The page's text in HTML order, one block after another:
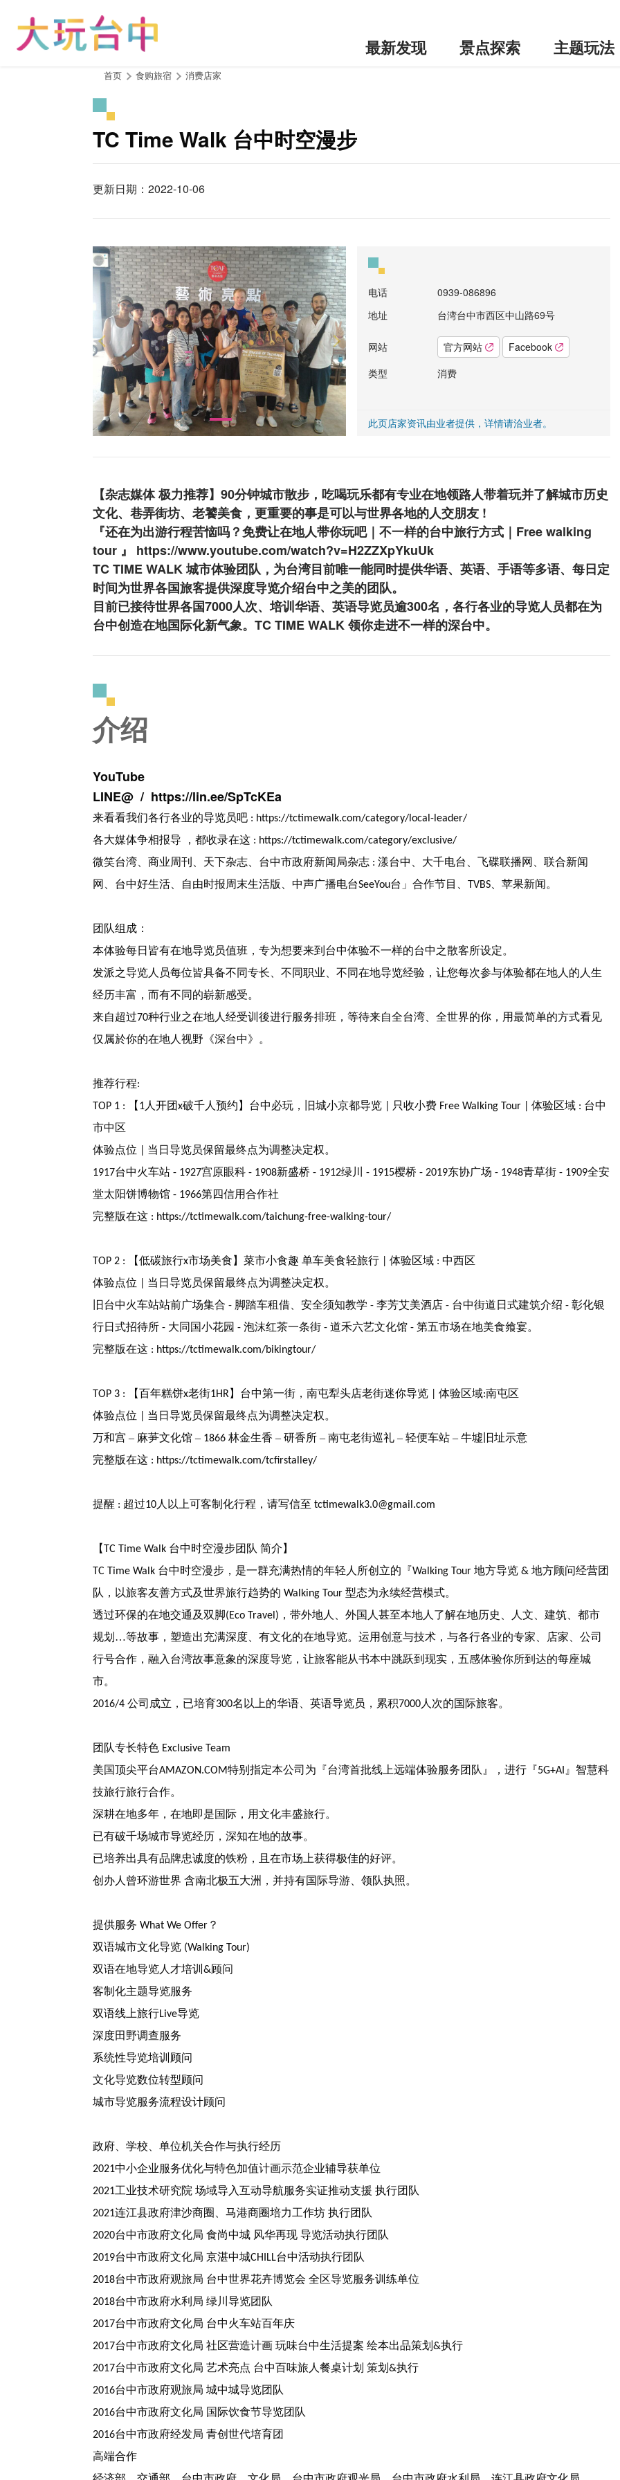
最新发现 景点探索 主题玩法
首页 食购旅宿 消费店家
TC Time Walk 台中时空漫步
更新日期：2022-10-06
电话
0939-086896
地址
台湾台中市西区中山路69号
网站 官方网站
Facebook
类型
消费
此页店家资讯由业者提供，详情请洽业者。
【杂志媒体 极力推荐】90分钟城市散步，吃喝玩乐都有专业在地领路人带着玩并了解城市历史
文化、巷弄街坊、老饕美食，更重要的事是可以与世界各地的人交朋友 !
『还在为出游行程苦恼吗？免费让在地人带你玩吧｜不一样的台中旅行方式｜Free walking
tour 』 https://www.youtube.com/watch?v=H2ZZXpYkuUk
TC TIME WALK 城市体验团队，为台湾目前唯一能同时提供华语、英语、手语等多语、每日定
时间为世界各国旅客提供深度导览介绍台中之美的团队。
目前已接待世界各国7000人次、培训华语、英语导览员逾300名，各行各业的导览人员都在为
台中创造在地国际化新气象。TC TIME WALK 领你走进不一样的深台中。
介绍
YouTube
LINE@ / https://lin.ee/SpTcKEa
来看看我们各行各业的导览员吧 : https://tctimewalk.com/category/local-leader/
各大媒体争相报导 ，都收录在这 : https://tctimewalk.com/category/exclusive/
微笑台湾、商业周刊、天下杂志、台中市政府新闻局杂志 :漾台中、大千电台、飞碟联播网、联合新闻
网、台中好生活、自由时报周末生活版、中声广播电台SeeYou台」合作节目、TVBS、苹果新闻。
团队组成：
本体验每日皆有在地导览员值班，专为想要来到台中体验不一样的台中之散客所设定。
发派之导览人员每位皆具备不同专长、不同职业、不同在地导览经验，让您每次参与体验都在地人的人生
经历丰富，而有不同的崭新感受。
来自超过70种行业之在地人经受训後进行服务排班，等待来自全台湾、全世界的你，用最简单的方式看见
仅属於你的在地人视野《深台中》。
推荐行程:
TOP 1 :
【 1人开团x破千人预约】台中必玩，旧城小京都导览 |只收小费 Free Walking Tour |体验区域 : 台中
市中区
体验点位
当日导览员保留最终点为调整决定权。
1917台中火车站 - 1927宫原眼科 - 1908新盛桥 - 1912绿川 - 1915樱桥 - 2019东协广场 - 1948青草街 - 1909全安
堂太阳饼博物馆 - 1966第四信用合作社
完整版在这 : https://tctimewalk.com/taichung-free-walking-tour/
TOP 2 : 【低碳旅行x市场美食】菜市小食趣 单车美食轻旅行 |体验区域 :中西区
体验点位
当日导览员保留最终点为调整决定权。
旧台中火车站站前广场集合 -脚踏车租借、安全须知教学 -李芳艾美酒店 - 台中街道日式建筑介绍 -彰化银
行日式招待所 - 大同国小花园 -泡沫红茶一条街 -道禾六艺文化馆 -第五市场在地美食飨宴。
完整版在这 : https://tctimewalk.com/bikingtour/
TOP 3 : 【百年糕饼x老街1HR】台中第一街，南屯犁头店老街迷你导览 |体验区域:南屯区
体验点位
当日导览员保留最终点为调整决定权。
万和宫 – 麻芛文化馆 – 1866林金生香 – 研香所 – 南屯老街巡礼 – 轻便车站 – 牛墟旧址示意
完整版在这 : https://tctimewalk.com/tcfirstalley/
提醒 : 超过10人以上可客制化行程，请写信至 tctimewalk3.0@gmail.com
【TC Time Walk 台中时空漫步团队 简介】
TC Time Walk 台中时空漫步，是一群充满热情的年轻人所创立的『Walking Tour地方导览 &地方顾问经营团
队，以旅客友善方式及世界旅行趋势的 Walking Tour型态为永续经营模式。
透过环保的在地交通及双脚(Eco Travel) ，带外地人、外国人甚至本地人了解在地历史、人文、建筑、都市
规划…等故事，塑造出充满深度、有文化的在地导览。运用创意与技术，与各行各业的专家、店家、公司
行号合作，融入台湾故事意象的深度导览，让旅客能从书本中跳跃到现实，五感体验你所到达的每座城
市。
2016/4公司成立，已培育300名以上的华语、英语导览员，累积7000人次的国际旅客。
团队专长特色 Exclusive Team
美国顶尖平台AMAZON.COM特别指定本公司为『台湾首批线上远端体验服务团队』，进行『 5G+AI』智慧科
技旅行旅行合作。
深耕在地多年，在地即是国际，用文化丰盛旅行。
已有破千场城市导览经历，深知在地的故事。
已培养出具有品牌忠诚度的铁粉，且在市场上获得极佳的好评。
创办人曾环游世界 含南北极五大洲，并持有国际导游、领队执照。
提供服务 What We Offer ？
双语城市文化导览 (Walking Tour)
双语在地导览人才培训&顾问
客制化主题导览服务
双语线上旅行Live导览
深度田野调查服务
系统性导览培训顾问
文化导览数位转型顾问
城市导览服务流程设计顾问
政府、学校、单位机关合作与执行经历
2021中小企业服务优化与特色加值计画示范企业辅导获单位
2021工业技术研究院 场域导入互动导航服务实证推动支援 执行团队
2021连江县政府津沙商圈、马港商圈培力工作坊 执行团队
2020台中市政府文化局 食尚中城 风华再现 导览活动执行团队
2019台中市政府文化局 京湛中城CHILL台中活动执行团队
2018台中市政府观旅局 台中世界花卉博览会 全区导览服务训练单位
2018台中市政府水利局 绿川导览团队
2017台中市政府文化局 台中火车站百年庆
2017台中市政府文化局 社区营造计画 玩味台中生活提案 绘本出品策划&执行
2017台中市政府文化局 艺术亮点 台中百味旅人餐桌计划 策划&执行
2016台中市政府观旅局 城中城导览团队
2016台中市政府文化局 国际饮食节导览团队
2016台中市政府经发局 青创世代培育团
高端合作